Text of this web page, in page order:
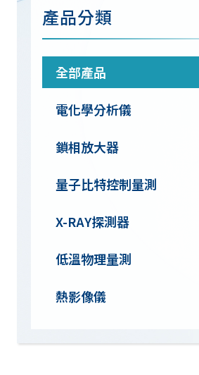
產品分類
全部產品
電化學分析儀
鎖相放大器
量子比特控制量測
X-RAY探測器
低溫物理量測
熱影像儀